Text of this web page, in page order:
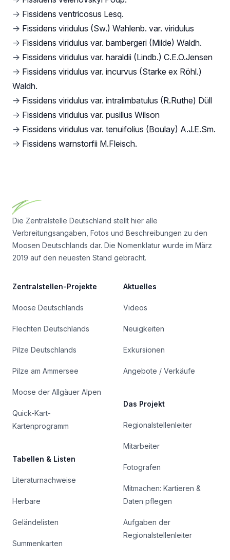
→ Fissidens ventricosus Lesq.
→ Fissidens viridulus (Sw.) Wahlenb. var. viridulus
→ Fissidens viridulus var. bambergeri (Milde) Waldh.
→ Fissidens viridulus var. haraldii (Lindb.) C.E.O.Jensen
→ Fissidens viridulus var. incurvus (Starke ex Röhl.)
Waldh.
→ Fissidens viridulus var. intralimbatulus (R.Ruthe) Düll
→ Fissidens viridulus var. pusillus Wilson
→ Fissidens viridulus var. tenuifolius (Boulay) A.J.E.Sm.
→ Fissidens warnstorfii M.Fleisch.
Die Zentralstelle Deutschland stellt hier alle
Verbreitungsangaben, Fotos und Beschreibungen zu den
Moosen Deutschlands dar. Die Nomenklatur wurde im März
2019 auf den neuesten Stand gebracht.
Zentralstellen-Projekte
Moose Deutschlands
Flechten Deutschlands
Pilze Deutschlands
Pilze am Ammersee
Moose der Allgäuer Alpen
Quick-Kart-
Kartenprogramm
Tabellen & Listen
Literaturnachweise
Herbare
Geländelisten
Summenkarten
Aktuelles
Videos
Neuigkeiten
Exkursionen
Angebote / Verkäufe
Das Projekt
Regionalstellenleiter
Mitarbeiter
Fotografen
Mitmachen: Kartieren &
Daten pflegen
Aufgaben der
Regionalstellenleiter